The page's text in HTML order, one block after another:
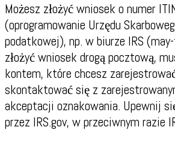
Możesz złożyć wniosek o numer
(oprogramowanie Urzędu
podatkowej), np. w biurze IRS
złożyć wniosek drogą pocztową,
kontem, które chcesz
skontaktować się z
akceptacji oznakowania. Upewnij
przez IRS.gov, w przeciwnym razie